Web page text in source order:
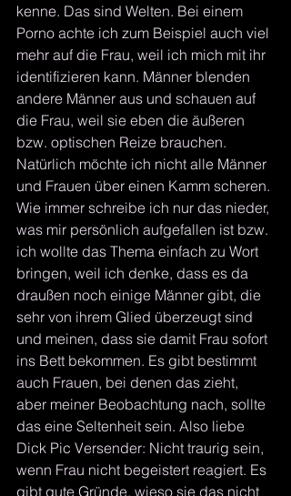
kenne. Das sind Welten. Bei einem
Porno achte ich zum Beispiel auch viel
mehr auf die Frau, weil ich mich mit ihr
identifizieren kann. Männer blenden
andere Männer aus und schauen auf
die Frau, weil sie eben die äußeren
bzw. optischen Reize brauchen.
Natürlich möchte ich nicht alle Männer
und Frauen über einen Kamm scheren.
Wie immer schreibe ich nur das nieder,
was mir persönlich aufgefallen ist bzw.
ich wollte das Thema einfach zu Wort
bringen, weil ich denke, dass es da
draußen noch einige Männer gibt, die
sehr von ihrem Glied überzeugt sind
und meinen, dass sie damit Frau sofort
ins Bett bekommen. Es gibt bestimmt
auch Frauen, bei denen das zieht,
aber meiner Beobachtung nach, sollte
das eine Seltenheit sein. Also liebe
Dick Pic Versender: Nicht traurig sein,
wenn Frau nicht begeistert reagiert. Es
gibt gute Gründe, wieso sie das nicht